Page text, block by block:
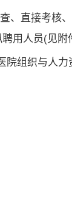
、直接考核
用人员(见附
组织与人力